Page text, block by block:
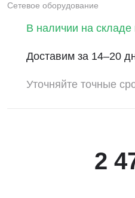
Сетевое оборудование
В наличии на складе
Доставим за 14–20
Уточняйте точные
2